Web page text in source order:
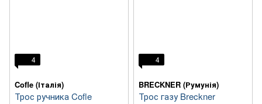
4
Cofle (Італія)
Трос ручника Cofle
4
BRECKNER (Румунія)
Трос газу Breckner